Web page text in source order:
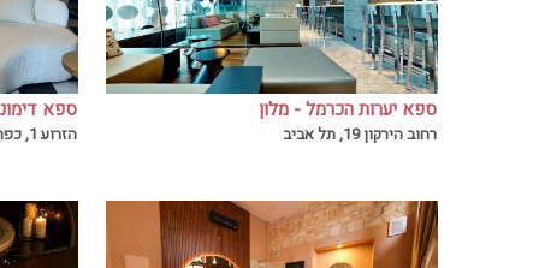
ספא יערות הכרמל - מלון
רויאל ביץ תל אביב
רחוב הירקון 19, תל אביב
ספא
כמה רגעים
ספא
שמריהו
הזרוע 1, כפר שמריהו